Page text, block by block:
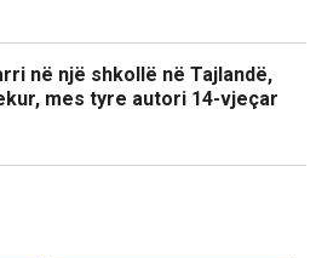
në një shkollë në Tajlandë,
mes tyre autori 14-vjeçar